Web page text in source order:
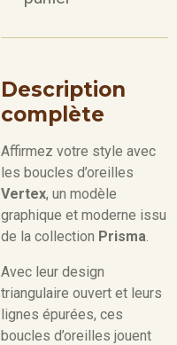
Description
complète
Affirmez votre style avec
les boucles d’oreilles
Vertex, un modèle
graphique et moderne issu
de la collection Prisma.
Avec leur design
triangulaire ouvert et leurs
lignes épurées, ces
boucles d’oreilles jouent